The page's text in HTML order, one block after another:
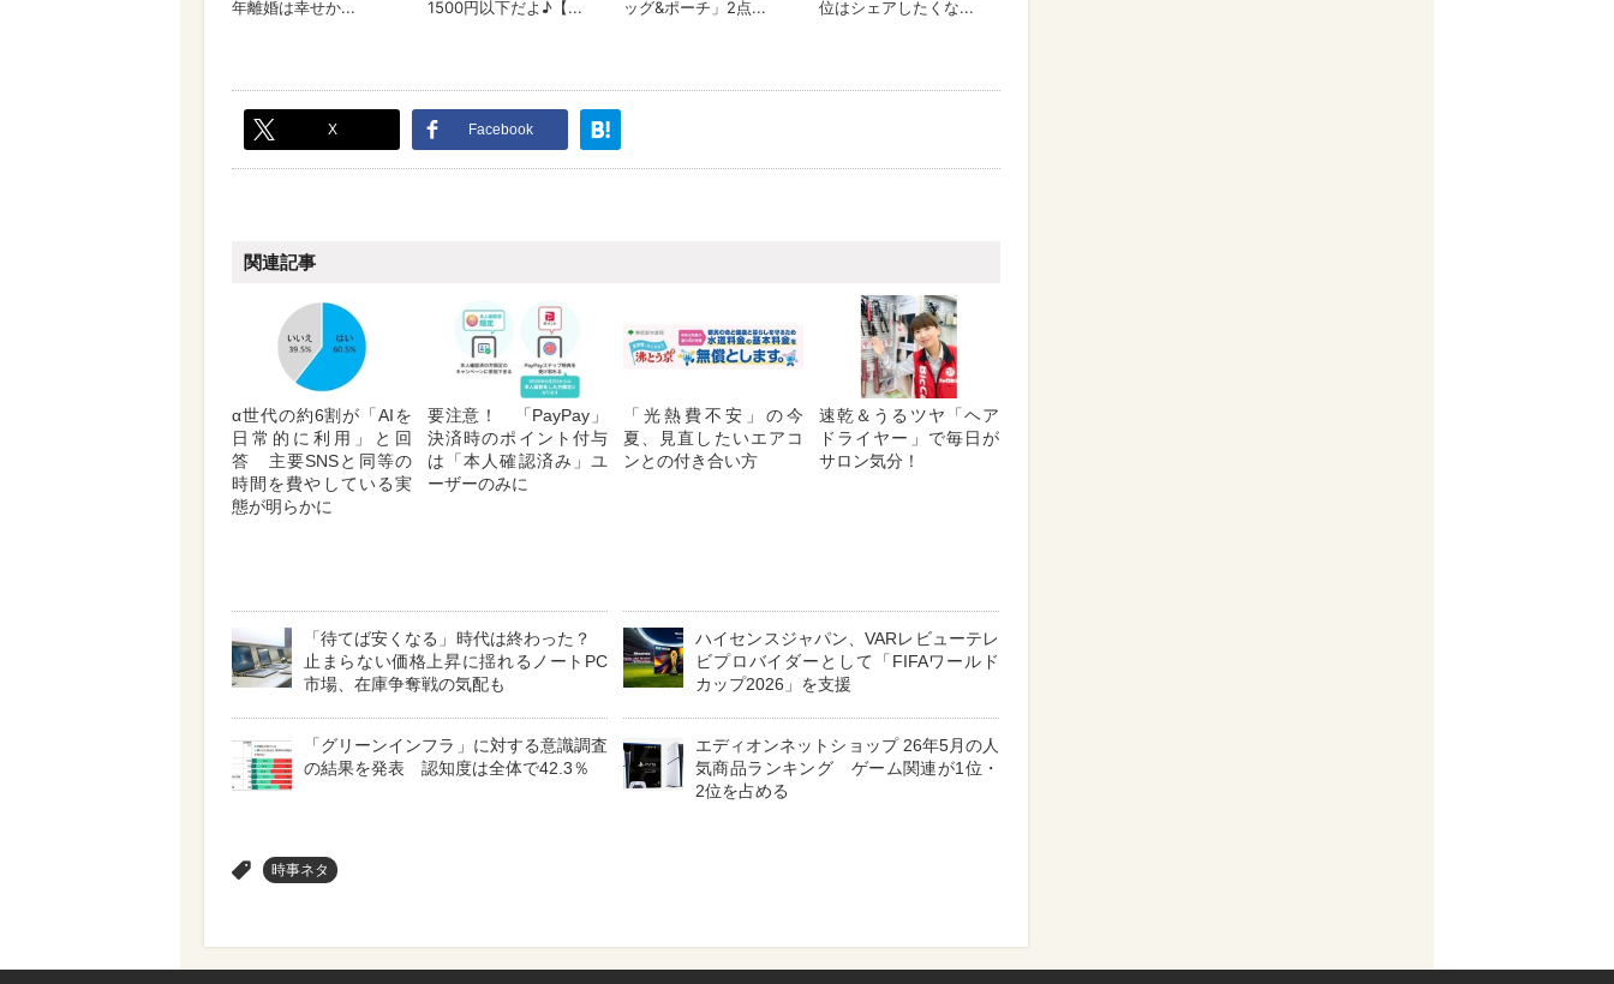
X Facebook
関連記事
α世代の約6割が「AIを
日常的に利用」と回
答 主要SNSと同等の
時間を費やしている実
態が明らかに
要注意！ 「PayPay」
決済時のポイント付与
は「本人確認済み」ユ
ーザーのみに
「光熱費不安」の今
夏、見直したいエアコ
ンとの付き合い方
速乾＆うるツヤ「ヘア
ドライヤー」で毎日が
サロン気分！
「待てば安くなる」時代は終わった？
止まらない価格上昇に揺れるノートPC
市場、在庫争奪戦の気配も
ハイセンスジャパン、VARレビューテレ
ビプロバイダーとして「FIFAワールド
カップ2026」を支援
「グリーンインフラ」に対する意識調査
の結果を発表 認知度は全体で42.3％
エディオンネットショップ 26年5月の人
気商品ランキング ゲーム関連が1位・
2位を占める
時事ネタ